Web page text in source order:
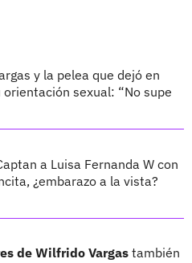
y la pelea que dejó en
sexual: “No supe
a Luisa Fernanda W con
¿embarazo a la vista?
de Wilfrido Vargas también